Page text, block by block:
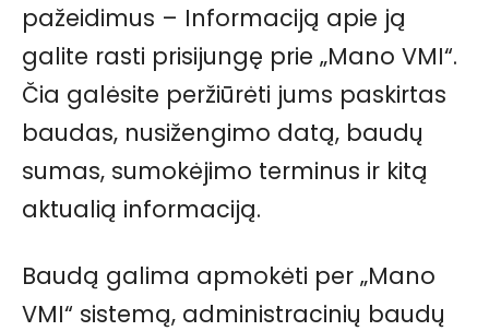
pažeidimus – Informaciją apie ją
galite rasti prisijungę prie „Mano VMI“.
Čia galėsite peržiūrėti jums paskirtas
baudas, nusižengimo datą, baudų
sumas, sumokėjimo terminus ir kitą
aktualią informaciją.
Baudą galima apmokėti per „Mano
VMI“ sistemą, administracinių baudų